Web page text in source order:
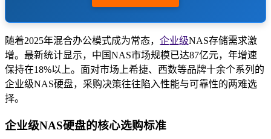
随着2025年混合办公模式成为常态， 企业级NAS存储需求激
增。最新统计显示，中国NAS市场规模已达87亿元，年增速
保持在18%以上。面对市场上希捷、西数等品牌十余个系列的
企业级NAS硬盘，采购决策往往陷入性能与可靠性的两难选
择。
企业级NAS硬盘的核心选购标准